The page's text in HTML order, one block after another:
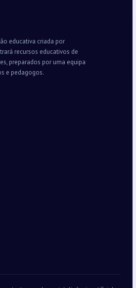
educativa criada por
recursos educativos de
preparados por uma equipa
e pedagogos.